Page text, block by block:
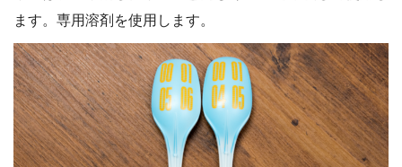
ます。専用溶剤を使用します。